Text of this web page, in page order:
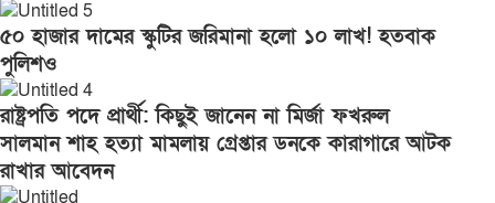
৫০ হাজার দামের স্কুটির জরিমানা হলো ১০ লাখ! হতবাক
পুলিশও
রাষ্ট্রপতি পদে প্রার্থী: কিছুই জানেন না মির্জা ফখরুল
সালমান শাহ হত্যা মামলায় গ্রেপ্তার ডনকে কারাগারে আটক
রাখার আবেদন